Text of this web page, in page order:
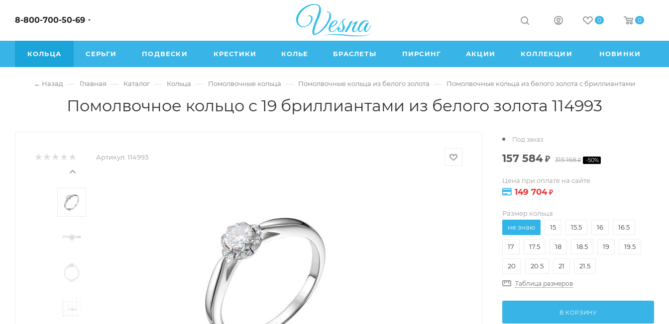
8-800-700-50-69 0 0
КОЛЬЦА СЕРЬГИ ПОДВЕСКИ КРЕСТИКИ КОЛЬЕ БРАСЛЕТЫ ПИРСИНГ АКЦИИ КОЛЛЕКЦИИ НОВИНКИ
← Назад — Главная — Каталог — Кольца — Помолвочные кольца — Помолвочные кольца из белого золота — Помолвочные кольца из белого золота с бриллиантами
Помолвочное кольцо с 19 бриллиантами из белого золота 114993
Артикул: 114993
Под заказ
157 584₽ 315 168₽ -50%
Цена при оплате на сайте
149 704₽
Размер кольца
не знаю
15 15.5 16 16.5
17 17.5 18 18.5 19 19.5
20 20.5 21 21.5
Таблица размеров
В КОРЗИНУ